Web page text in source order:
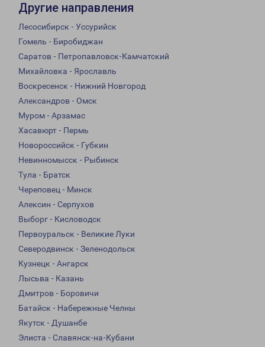
Другие направления
Лесосибирск - Уссурийск
Гомель - Биробиджан
Саратов - Петропавловск-Камчатский
Михайловка - Ярославль
Воскресенск - Нижний Новгород
Александров - Омск
Муром - Арзамас
Хасавюрт - Пермь
Новороссийск - Губкин
Невинномысск - Рыбинск
Тула - Братск
Череповец - Минск
Алексин - Серпухов
Выборг - Кисловодск
Первоуральск - Великие Луки
Северодвинск - Зеленодольск
Кузнецк - Ангарск
Лысьва - Казань
Дмитров - Боровичи
Батайск - Набережные Челны
Якутск - Душанбе
Элиста - Славянск-на-Кубани